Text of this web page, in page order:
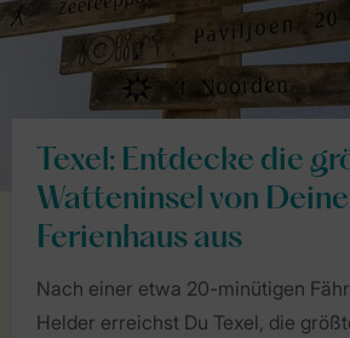
Texel: Entdecke die
Watteninsel von
Ferienhaus aus
Nach einer etwa 20-minütigen
Helder erreichst Du Texel, die